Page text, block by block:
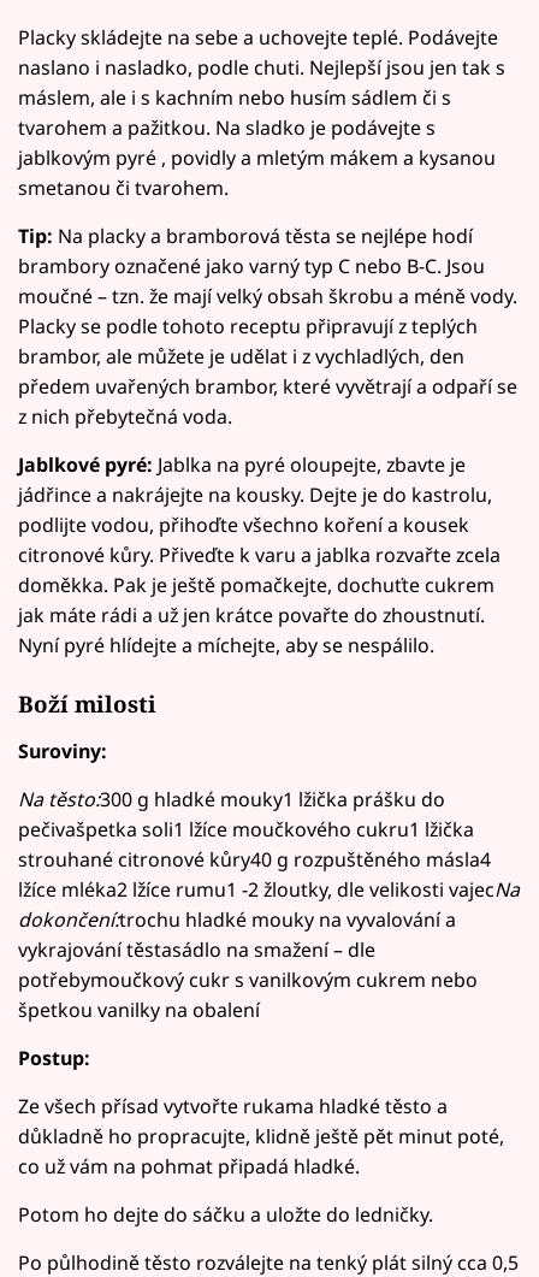
Placky skládejte na sebe a uchovejte teplé. Podávejte
naslano i nasladko, podle chuti. Nejlepší jsou jen tak s
máslem, ale i s kachním nebo husím sádlem či s
tvarohem a pažitkou. Na sladko je podávejte s
jablkovým pyré , povidly a mletým mákem a kysanou
smetanou či tvarohem.
Tip: Na placky a bramborová těsta se nejlépe hodí
brambory označené jako varný typ C nebo B-C. Jsou
moučné – tzn. že mají velký obsah škrobu a méně vody.
Placky se podle tohoto receptu připravují z teplých
brambor, ale můžete je udělat i z vychladlých, den
předem uvařených brambor, které vyvětrají a odpaří se
z nich přebytečná voda.
Jablkové pyré: Jablka na pyré oloupejte, zbavte je
jádřince a nakrájejte na kousky. Dejte je do kastrolu,
podlijte vodou, přihoďte všechno koření a kousek
citronové kůry. Přiveďte k varu a jablka rozvařte zcela
doměkka. Pak je ještě pomačkejte, dochuťte cukrem
jak máte rádi a už jen krátce povařte do zhoustnutí.
Nyní pyré hlídejte a míchejte, aby se nespálilo.
Boží milosti
Suroviny:
Na těsto:300 g hladké mouky1 lžička prášku do
pečivašpetka soli1 lžíce moučkového cukru1 lžička
strouhané citronové kůry40 g rozpuštěného másla4
lžíce mléka2 lžíce rumu1 -2 žloutky, dle velikosti vajecNa
dokončení:trochu hladké mouky na vyvalování a
vykrajování těstasádlo na smažení – dle
potřebymoučkový cukr s vanilkovým cukrem nebo
špetkou vanilky na obalení
Postup:
Ze všech přísad vytvořte rukama hladké těsto a
důkladně ho propracujte, klidně ještě pět minut poté,
co už vám na pohmat připadá hladké.
Potom ho dejte do sáčku a uložte do ledničky.
Po půlhodině těsto rozválejte na tenký plát silný cca 0,5